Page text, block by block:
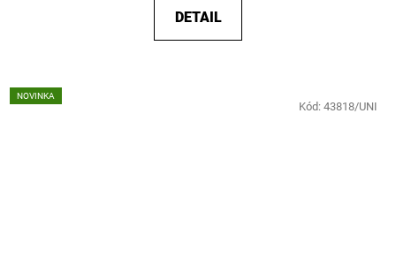
DETAIL
NOVINKA
Kód: 43818/UNI